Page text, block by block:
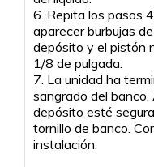
6. Repita los pasos
aparecer burbujas
depósito y el pistón
1/8 de pulgada.
7. La unidad ha
sangrado del
depósito esté
tornillo de banco.
instalación.